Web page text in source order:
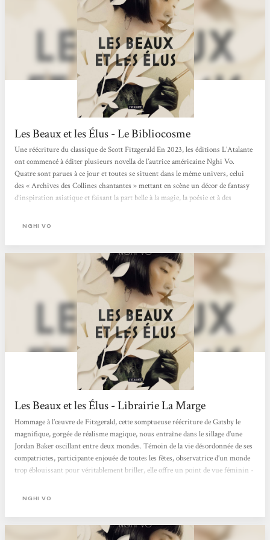
Les Beaux et les Élus - Le Bibliocosme
Une réécriture du classique de Scott Fitzgerald En 2023, les éditions L’Atalante
ont commencé à éditer plusieurs novella de l’autrice américaine Nghi Vo.
Quatre sont parues à ce jour et toutes se situent dans le même univers, celui
des « Archives des Collines chantantes » mettant en scène un décor de fantasy
d’inspiration asiatique et faisant la part belle à la magie, la poésie et à des
choisi de traduire, et l’univers n’a rien à voir avec celui...
NGHI VO
Les Beaux et les Élus - Librairie La Marge
Hommage à l’œuvre de Fitzgerald, cette somptueuse réécriture de Gatsby le
magnifique, gorgée de réalisme magique, nous entraîne dans le sillage d’une
Jordan Baker oscillant entre deux mondes. Témoin de la vie désordonnée de ses
compatriotes, participante enjouée de toutes les fêtes, observatrice d’un monde
trop éblouissant pour véritablement briller, elle offre un point de vue féminin -
déroule sous ses yeux. Un roman glamour, tour à tour doux et cruel, qui
NGHI VO